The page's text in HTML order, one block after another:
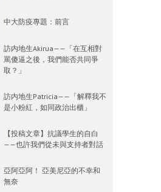
中大防疫專題：前言
訪内地生Akirua——「在互相對
罵傻逼之後，我們能否共同爭
取？」
訪内地生Patricia——「解釋我不
是小粉紅，如同政治出櫃」
【投稿文章】抗議學生的自白
——也許我們從未與支持者對話
亞阿亞阿！ 亞美尼亞的不幸和
無奈